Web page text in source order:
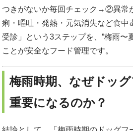
つきがないか毎回チェック→②異
痢・嘔吐・発熱・元気消失など食中
受診」という3ステップを、”梅雨〜
ことが安全なフード管理です。
梅雨時期、なぜドッ
重要になるのか？